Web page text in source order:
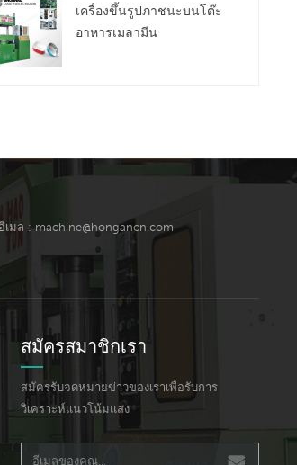
เครื่องขึ้นรูปภาชนะบนโต๊ะ
อาหารเมลามีน
อีเมล :machine@hongancn.com
สมัครสมาชิกเรา
สมัครรับจดหมายข่าวของเราเพื่อรับการ
วิเคราะห์แนวโน้มแสง